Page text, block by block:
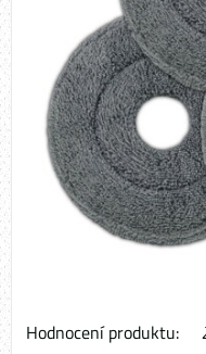
Hodnocení produktu: